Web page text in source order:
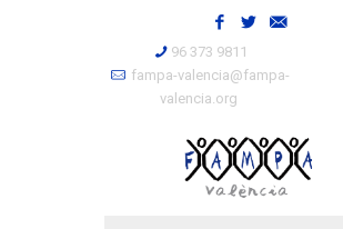
96 373 9811
fampa-valencia@fampa-
valencia.org